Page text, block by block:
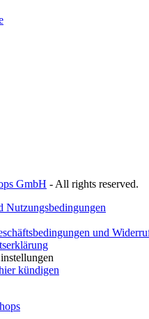
GmbH - All rights reserved.
Nutzungsbedingungen
und
kündigen